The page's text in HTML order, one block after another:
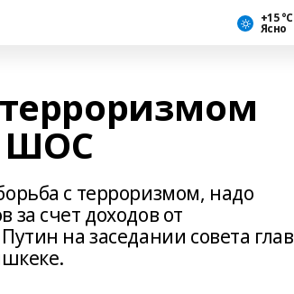
+15 °С
Ясно
ШОС
с терроризмом, надо
за счет доходов от
на заседании совета глав